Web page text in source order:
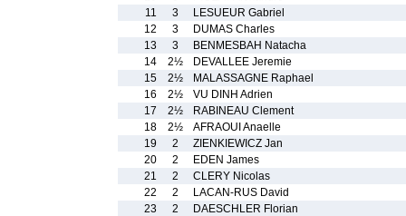
11
3
LESUEUR Gabriel
12
3
DUMAS Charles
13
3
BENMESBAH Natacha
14
2½
DEVALLEE Jeremie
15
2½
MALASSAGNE Raphael
16
2½
VU DINH Adrien
17
2½
RABINEAU Clement
18
2½
AFRAOUI Anaelle
19
2
ZIENKIEWICZ Jan
20
2
EDEN James
21
2
CLERY Nicolas
22
2
LACAN-RUS David
23
2
DAESCHLER Florian